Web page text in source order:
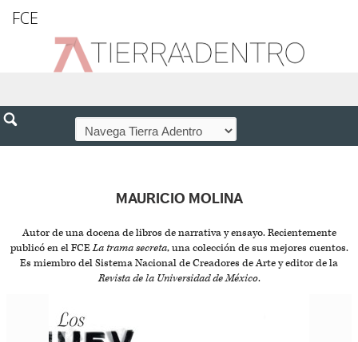
FCE
MAURICIO MOLINA
Autor de una docena de libros de narrativa y ensayo. Recientemente
publicó en el FCELa trama secreta, una colección de sus mejores cuentos.
Es miembro del Sistema Nacional de Creadores de Arte y editor de la
Revista de la Universidad de México.